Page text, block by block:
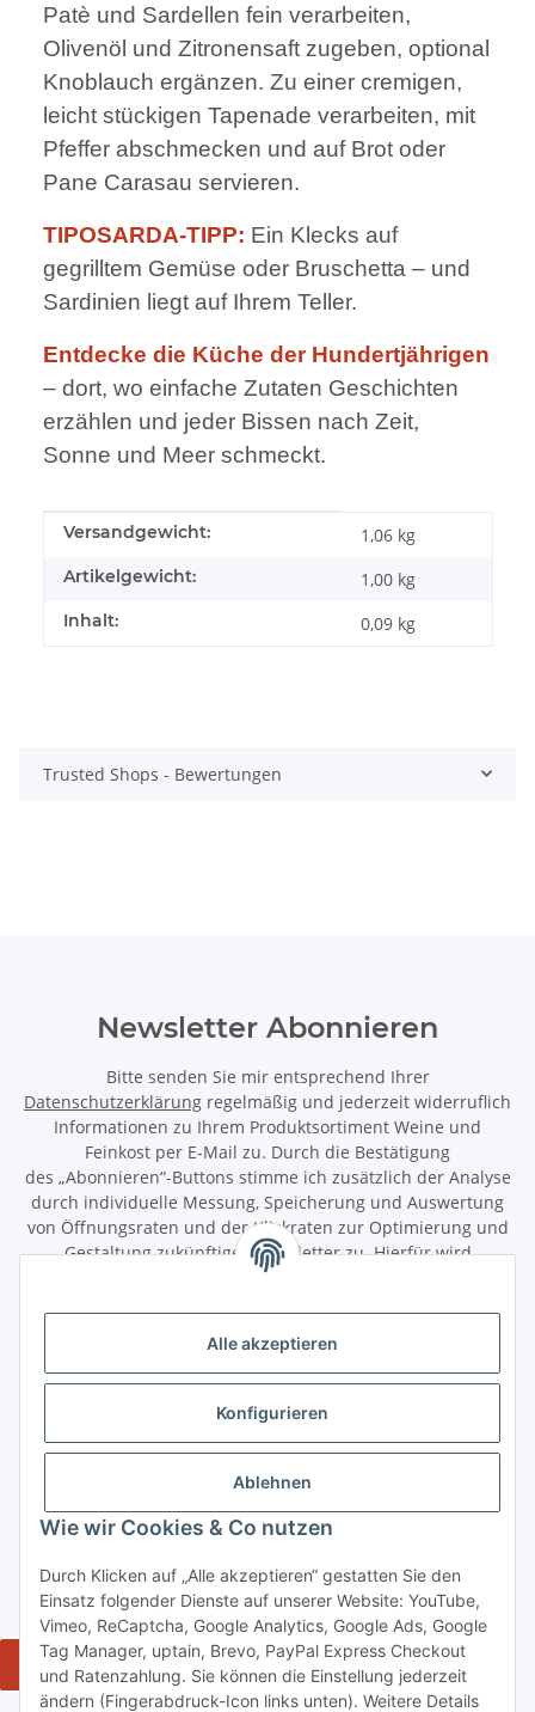
Alle akzeptieren
Konfigurieren
Ablehnen
Wie wir Cookies & Co nutzen
Durch Klicken auf „Alle akzeptieren“ gestatten Sie den
Einsatz folgender Dienste auf unserer Website: YouTube,
Vimeo, ReCaptcha, Google Analytics, Google Ads, Google
Tag Manager, uptain, Brevo, PayPal Express Checkout
und Ratenzahlung. Sie können die Einstellung jederzeit
ändern (Fingerabdruck-Icon links unten). Weitere Details
Patè und Sardellen fein verarbeiten,
Olivenöl und Zitronensaft zugeben, optional
Knoblauch ergänzen. Zu einer cremigen,
leicht stückigen Tapenade verarbeiten, mit
Pfeffer abschmecken und auf Brot oder
Pane Carasau servieren.
TIPOSARDA-TIPP: Ein Klecks auf
gegrilltem Gemüse oder Bruschetta – und
Sardinien liegt auf Ihrem Teller.
Entdecke die Küche der Hundertjährigen
– dort, wo einfache Zutaten Geschichten
erzählen und jeder Bissen nach Zeit,
Sonne und Meer schmeckt.
Produkteigenschaft
Wert
Versandgewicht: 1,06 kg
Artikelgewicht: 1,00 kg
Inhalt: 0,09 kg
Trusted Shops - Bewertungen
Newsletter Abonnieren
Bitte senden Sie mir entsprechend Ihrer
Datenschutzerklärung regelmäßig und jederzeit widerruflich
Informationen zu Ihrem Produktsortiment Weine und
Feinkost per E-Mail zu. Durch die Bestätigung
des „Abonnieren“-Buttons stimme ich zusätzlich der Analyse
durch individuelle Messung, Speicherung und Auswertung
von Öffnungsraten und der Klickraten zur Optimierung und
Gestaltung zukünftiger Newsletter zu. Hierfür wird
das Nutzungsverhalten in pseudonymisierter Form
Wirkung für die Zukunft über den Link in unserem Newsletter
abbestellen / widerrufen.
Gesetzliche Informationen
Informationen
Widerrufsbutton
* Alle Preise inkl. gesetzlicher USt., zzgl. Versand 5,50€, ab 120€